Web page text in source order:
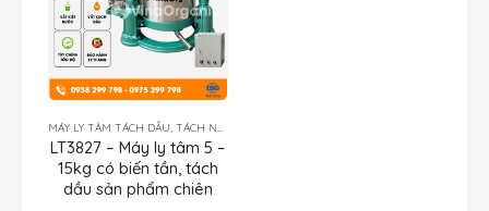
MÁY LY TÂM TÁCH DẦU, TÁCH NƯỚC
LT3827 – Máy ly tâm 5 –
15kg có biến tần, tách
dầu sản phẩm chiên